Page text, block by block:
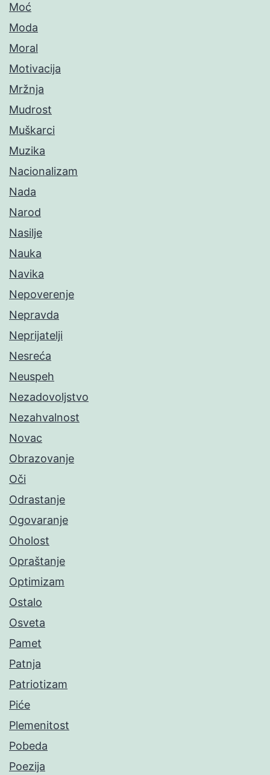
Moć
Moda
Moral
Motivacija
Mržnja
Mudrost
Muškarci
Muzika
Nacionalizam
Nada
Narod
Nasilje
Nauka
Navika
Nepoverenje
Nepravda
Neprijatelji
Nesreća
Neuspeh
Nezadovoljstvo
Nezahvalnost
Novac
Obrazovanje
Oči
Odrastanje
Ogovaranje
Oholost
Opraštanje
Optimizam
Ostalo
Osveta
Pamet
Patnja
Patriotizam
Piće
Plemenitost
Pobeda
Poezija